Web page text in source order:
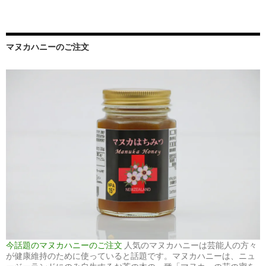
マヌカハニーのご注文
今話題のマヌカハニーのご注文 人気のマヌカハニーは芸能人の方々
が健康維持のために使っていると話題です。マヌカハニーは、ニュ